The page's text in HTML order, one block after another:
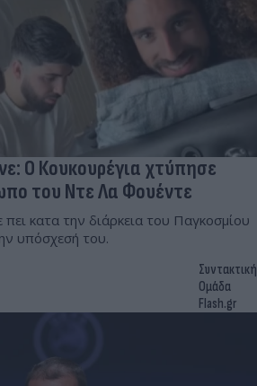
Ο Κουκουρέγια χτύπησε
του Ντε Λα Φουέντε
κατα την διάρκεια του Παγκοσμίου
υπόσχεσή του.
Συντακτική
Ομάδα
Flash.gr